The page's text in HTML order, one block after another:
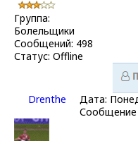
Группа:
Болельщики
Сообщений: 498
Статус: Offline
Drenthe
Дата: